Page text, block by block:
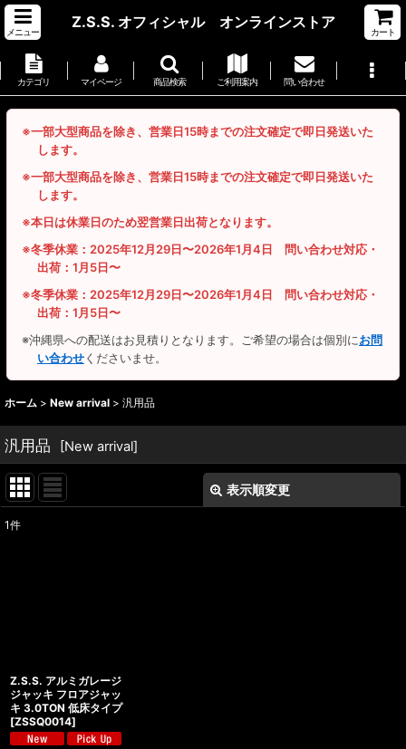
メニュー
Z.S.S. オフィシャル オンラインストア
カート
カテゴリ マイページ 商品検索 ご利用案内 問い合わせ
※一部大型商品を除き、営業日15時までの注文確定で即日発送いた
します。
※一部大型商品を除き、営業日15時までの注文確定で即日発送いた
します。
※本日は休業日のため翌営業日出荷となります。
※冬季休業：2025年12月29日〜2026年1月4日 問い合わせ対応・
出荷：1月5日〜
※冬季休業：2025年12月29日〜2026年1月4日 問い合わせ対応・
出荷：1月5日〜
※沖縄県への配送はお見積りとなります。ご希望の場合は個別にお問
い合わせくださいませ。
ホーム > New arrival > 汎用品
汎用品 [New arrival]
表示順変更
1件
Z.S.S. アルミガレージ
ジャッキ フロアジャッ
キ 3.0TON 低床タイプ
[ZSSQ0014]